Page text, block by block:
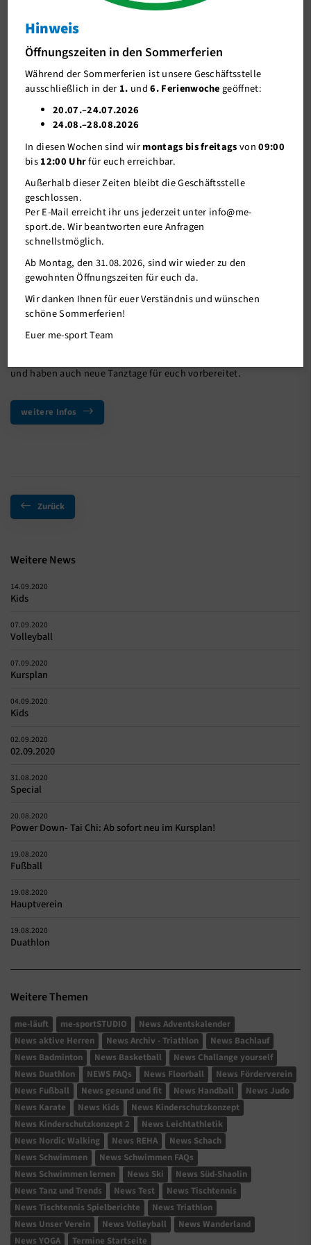
Tanzen
(Neue) Tanztage und
Tanzangebote ab dem 01.09.2020
01.09.2020
Die Tanzkursräume werden erobert - wir freuen uns auf bunte,
und haben auch neue Tanztage für euch vorbereitet.
weitere Infos
Zurück
Weitere News
14.09.2020
Kids
07.09.2020
Volleyball
07.09.2020
Kursplan
04.09.2020
Kids
02.09.2020
02.09.2020
31.08.2020
Special
20.08.2020
Power Down- Tai Chi: Ab sofort neu im Kursplan!
19.08.2020
Fußball
19.08.2020
Hauptverein
19.08.2020
Duathlon
Weitere Themen
me-läuft me-sportSTUDIO
News Adventskalender
News aktive Herren
News Archiv - Triathlon
News Bachlauf
News Badminton
News Basketball
News Challange yourself
News Duathlon
NEWS FAQs News Floorball
News Förderverein
News Fußball
News gesund und fit News Handball
News Judo
News Karate
News Kids
News Kinderschutzkonzept
News Kinderschutzkonzept 2
News Leichtathletik
News Nordic Walking
News REHA
News Schach
News Schwimmen
News Schwimmen FAQs
News Schwimmen lernen
News Ski
News Süd-Shaolin
News Tanz und Trends
News Test
News Tischtennis
News Tischtennis Spielberichte
News Triathlon
News Unser Verein
News Volleyball
News Wanderland
News YOGA
Termine Startseite
J-Team
Stellenangebote
Förderverein me-sport e.V.
Mitgliederservice
Verantwortung
Hinweis
Öffnungszeiten in den Sommerferien
Während der Sommerferien ist unsere Geschäftsstelle
ausschließlich in der 1. und6. Ferienwochegeöffnet:
20.07.–24.07.2026
24.08.–28.08.2026
In diesen Wochen sind wirmontags bis freitagsvon09:00
bis12:00 Uhrfür euch erreichbar.
Außerhalb dieser Zeiten bleibt die Geschäftsstelle
geschlossen.
Per E-Mail erreicht ihr uns jederzeit unter info@me-
sport.de. Wir beantworten eure Anfragen
schnellstmöglich.
Ab Montag, den 31.08.2026, sind wir wieder zu den
gewohnten Öffnungszeiten für euch da.
Wir danken Ihnen für euer Verständnis und wünschen
schöne Sommerferien!
Euer me-sport Team